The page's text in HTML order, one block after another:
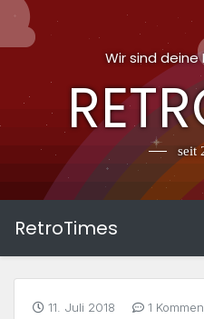
Wir sind
seit
RetroTimes
11. Juli 2018
1